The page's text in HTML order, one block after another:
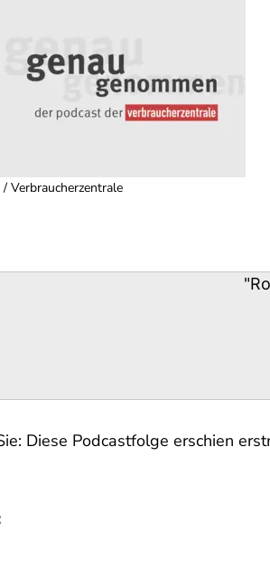
Verbraucherzentrale
Diese Podcastfolge erschien